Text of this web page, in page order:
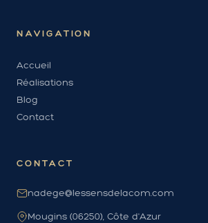
NAVIGATION
Accueil
Réalisations
Blog
Contact
CONTACT
nadege@lessensdelacom.com
Mougins (06250), Côte d'Azur